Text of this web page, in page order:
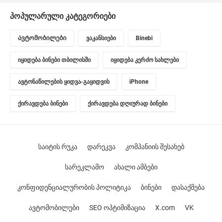
პოპულარული კატეგორიები
Ავტომობილები ვაკანსიები Binebi
იყიდება ბინები თბილისში იყიდება კერძო სახლები
ავტონაწილების ყიდვა-გაყიდვის iPhone
ქირავდება ბინები ქირავდება დღიურად ბინები
საიტის რუკა დარეკვა კომპანიის შესახებ
სარეკლამო ახალი ამბები
კონფიდენციალურობის პოლიტიკა ბინები დასაქმება
ავტომობილები SEO ოპტიმიზაცია X.com VK